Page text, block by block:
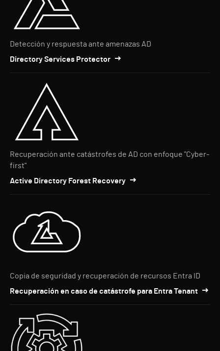
Detección y respuesta ante amenazas AD
Directory Services Protector
Recuperación ante catástrofes de AD con enfoque "Cyber-
first"
Active Directory Forest Recovery
Copia de seguridad y recuperación de recursos Entra ID
Recuperación en caso de catástrofe para Entra Tenant